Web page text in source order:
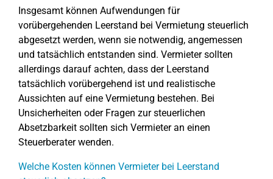
Insgesamt können Aufwendungen für
vorübergehenden Leerstand bei Vermietung steuerlich
abgesetzt werden, wenn sie notwendig, angemessen
und tatsächlich entstanden sind. Vermieter sollten
allerdings darauf achten, dass der Leerstand
tatsächlich vorübergehend ist und realistische
Aussichten auf eine Vermietung bestehen. Bei
Unsicherheiten oder Fragen zur steuerlichen
Absetzbarkeit sollten sich Vermieter an einen
Steuerberater wenden.
Welche Kosten können Vermieter bei Leerstand